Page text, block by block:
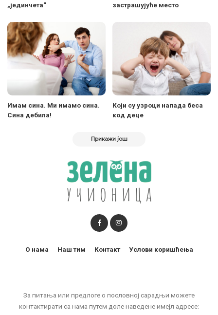
„јединчета“
застрашујуће место
Имам сина. Ми имамо сина.
Сина дебила!
Који су узроци напада беса
код деце
Прикажи још
За питања или предлоге о пословној сарадњи можете
контактирати са нама путем доле наведене имејл адресе:
О нама Наш тим Контакт Услови коришћења